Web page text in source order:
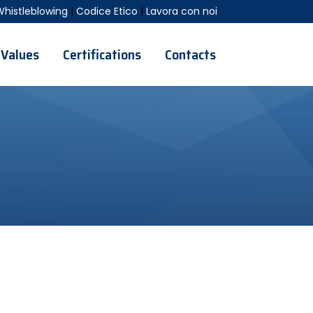
| Codice Etico | Lavora con noi
Values Certifications Contacts